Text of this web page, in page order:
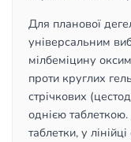
Для планової
універсальним
мілбеміцину
проти круглих
стрічкових
однією
таблетки, у